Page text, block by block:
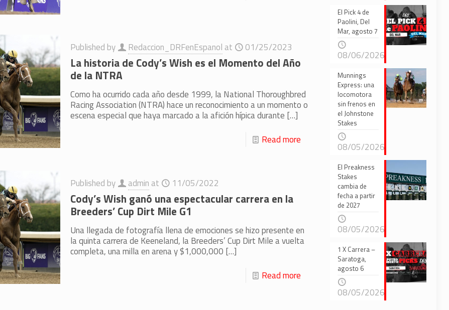
Published by Redaccion_DRFenEspanol at 01/25/2023
La historia de Cody’s Wish es el Momento del Año
de la NTRA
Como ha ocurrido cada año desde 1999, la National Thoroughbred
Racing Association (NTRA) hace un reconocimiento a un momento o
escena especial que haya marcado a la afición hípica durante […]
Read more
Published by admin at 11/05/2022
Cody’s Wish ganó una espectacular carrera en la
Breeders’ Cup Dirt Mile G1
Una llegada de fotografía llena de emociones se hizo presente en
la quinta carrera de Keeneland, la Breeders’ Cup Dirt Mile a vuelta
completa, una milla en arena y $1,000,000 […]
Read more
El Pick 4 de
Paolini, Del
Mar, agosto 7
08/06/2026
Munnings
Express: una
locomotora
sin frenos en
el Johnstone
Stakes
08/05/2026
El Preakness
Stakes
cambia de
fecha a partir
de 2027
08/05/2026
1 X Carrera –
Saratoga,
agosto 6
08/05/2026